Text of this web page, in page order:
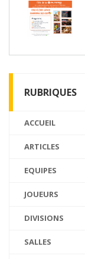
RUBRIQUES
ACCUEIL
ARTICLES
EQUIPES
JOUEURS
DIVISIONS
SALLES